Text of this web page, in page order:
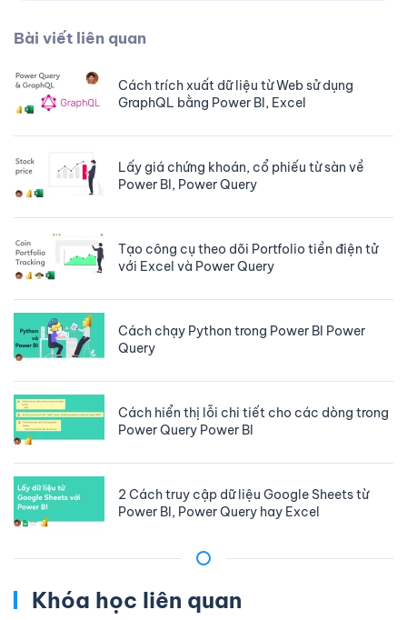
Bài viết liên quan
Cách trích xuất dữ liệu từ Web sử dụng
GraphQL bằng Power BI, Excel
Lấy giá chứng khoán, cổ phiếu từ sàn về
Power BI, Power Query
Tạo công cụ theo dõi Portfolio tiền điện tử
với Excel và Power Query
Cách chạy Python trong Power BI Power
Query
Cách hiển thị lỗi chi tiết cho các dòng trong
Power Query Power BI
2 Cách truy cập dữ liệu Google Sheets từ
Power BI, Power Query hay Excel
Khóa học liên quan